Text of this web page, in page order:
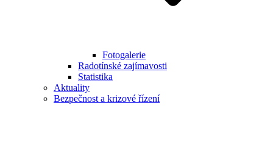
Fotogalerie
Radotínské zajímavosti
Statistika
Aktuality
Bezpečnost a krizové řízení